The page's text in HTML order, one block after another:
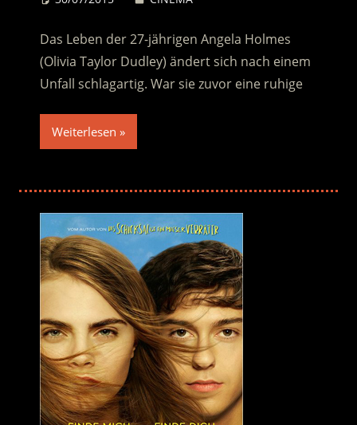
Das Leben der 27-jährigen Angela Holmes
(Olivia Taylor Dudley) ändert sich nach einem
Unfall schlagartig. War sie zuvor eine ruhige
Weiterlesen